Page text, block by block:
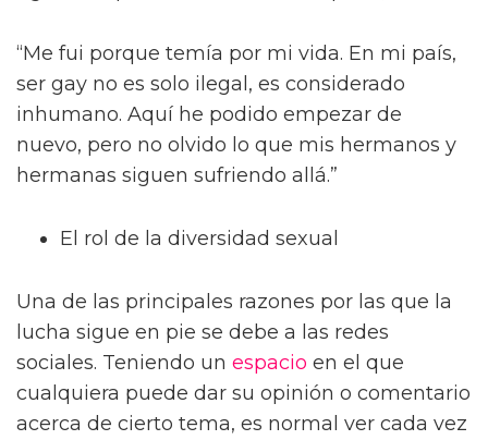
“Me fui porque temía por mi vida. En mi país,
ser gay no es solo ilegal, es considerado
inhumano. Aquí he podido empezar de
nuevo, pero no olvido lo que mis hermanos y
hermanas siguen sufriendo allá.”
El rol de la diversidad sexual
Una de las principales razones por las que la
lucha sigue en pie se debe a las redes
sociales. Teniendo un espacio en el que
cualquiera puede dar su opinión o comentario
acerca de cierto tema, es normal ver cada vez